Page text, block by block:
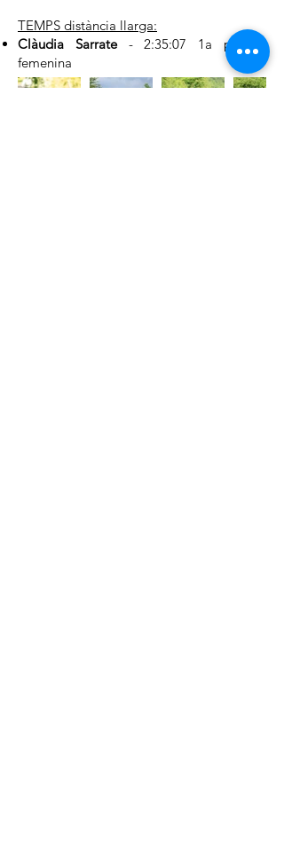
TEMPS distància llarga:
Clàudia Sarrate- 2:35:07 1a posició
femenina